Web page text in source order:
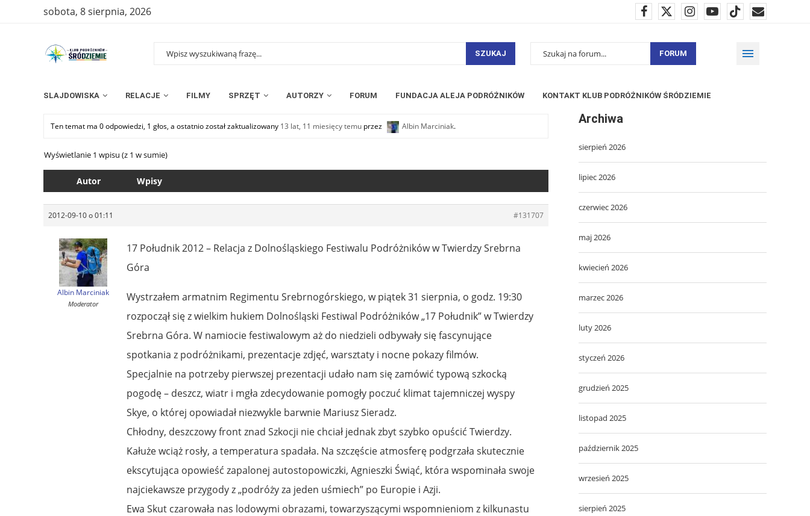
sobota, 8 sierpnia, 2026
SZUKAJ FORUM
SLAJDOWISKA RELACJE FILMY SPRZĘT AUTORZY FORUM FUNDACJA ALEJA PODRÓŻNIKÓW KONTAKT KLUB PODRÓŻNIKÓW ŚRÓDZIEMIE
Ten temat ma 0 odpowiedzi, 1 głos, a ostatnio został zaktualizowany 13 lat, 11 miesięcy temu przez Albin Marciniak.
Wyświetlanie 1 wpisu (z 1 w sumie)
Autor Wpisy
2012-09-10 o 01:11 #131707
Albin Marciniak
Moderator
17 Południk 2012 – Relacja z Dolnośląskiego Festiwalu Podróżników w Twierdzy Srebrna
Góra
Wystrzałem armatnim Regimentu Srebrnogórskiego, w piątek 31 sierpnia, o godz. 19:30
rozpoczął się z wielkim hukiem Dolnośląski Festiwal Podróżników „17 Południk” w Twierdzy
Srebrna Góra. W namiocie festiwalowym aż do niedzieli odbywały się fascynujące
spotkania z podróżnikami, prezentacje zdjęć, warsztaty i nocne pokazy filmów.
Specjalnie na potrzeby pierwszej prezentacji udało nam się zamówić typową szkocką
pogodę – deszcz, wiatr i mgła zdecydowanie pomogły poczuć klimat tajemniczej wyspy
Skye, o której opowiadał niezwykle barwnie Mariusz Sieradz.
Chłodny, deszczowy front znad Szkocji nie chciał jednak zbyt szybko opuścić Twierdzy.
Kałuże wciąż rosły, a temperatura spadała. Na szczęście atmosferę podgrzała skutecznie
ekscytująca opowieść zapalonej autostopowiczki, Agnieszki Świąć, która wspominała swoje
najciekawsze przygody z „podróży za jeden uśmiech” po Europie i Azji.
Ewa Skut czarowała nas lodowymi obrazami, towarzyszącymi wspomnieniom z kilkunastu
Archiwa
sierpień 2026
lipiec 2026
czerwiec 2026
maj 2026
kwiecień 2026
marzec 2026
luty 2026
styczeń 2026
grudzień 2025
listopad 2025
październik 2025
wrzesień 2025
sierpień 2025